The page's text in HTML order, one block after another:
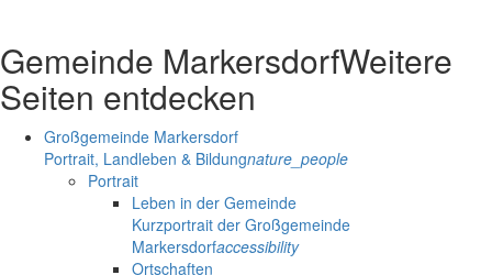
Gemeinde MarkersdorfWeitere
Seiten entdecken
Großgemeinde Markersdorf
Portrait, Landleben & Bildungnature_people
Portrait
Leben in der Gemeinde
Kurzportrait der Großgemeinde
Markersdorfaccessibility
Ortschaften